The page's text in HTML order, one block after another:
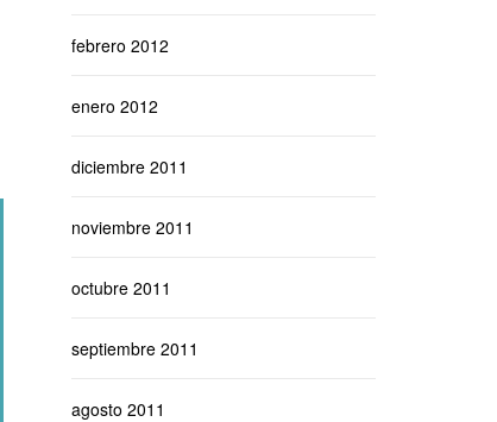
febrero 2012
enero 2012
diciembre 2011
noviembre 2011
octubre 2011
septiembre 2011
agosto 2011